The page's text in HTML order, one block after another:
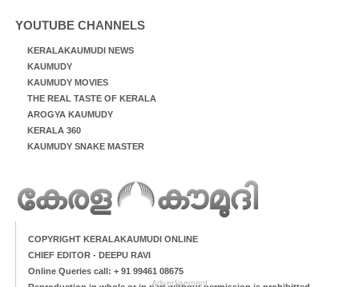
YOUTUBE CHANNELS
KERALAKAUMUDI NEWS
KAUMUDY
KAUMUDY MOVIES
THE REAL TASTE OF KERALA
AROGYA KAUMUDY
KERALA 360
KAUMUDY SNAKE MASTER
COPYRIGHT KERALAKAUMUDI ONLINE
CHIEF EDITOR - DEEPU RAVI
Online Queries call: + 91 99461 08675
Advertisement